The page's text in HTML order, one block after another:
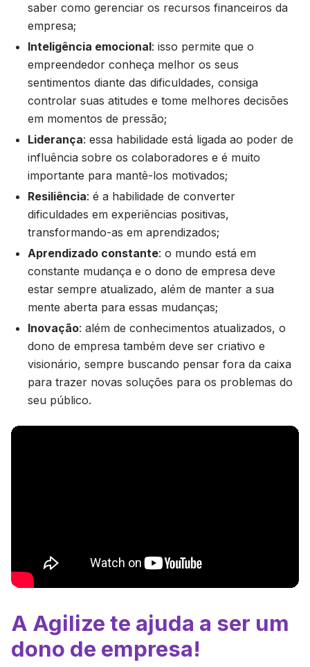
saber como gerenciar os recursos financeiros da
empresa;
Inteligência emocional: isso permite que o
empreendedor conheça melhor os seus
sentimentos diante das dificuldades, consiga
controlar suas atitudes e tome melhores decisões
em momentos de pressão;
Liderança: essa habilidade está ligada ao poder de
influência sobre os colaboradores e é muito
importante para mantê-los motivados;
Resiliência: é a habilidade de converter
dificuldades em experiências positivas,
transformando-as em aprendizados;
Aprendizado constante: o mundo está em
constante mudança e o dono de empresa deve
estar sempre atualizado, além de manter a sua
mente aberta para essas mudanças;
Inovação: além de conhecimentos atualizados, o
dono de empresa também deve ser criativo e
visionário, sempre buscando pensar fora da caixa
para trazer novas soluções para os problemas do
seu público.
A Agilize te ajuda a ser um
dono de empresa!